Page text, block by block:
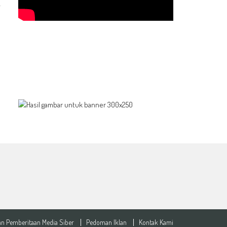
Pemberitaan Media Siber Pedoman Iklan Kontak Kami